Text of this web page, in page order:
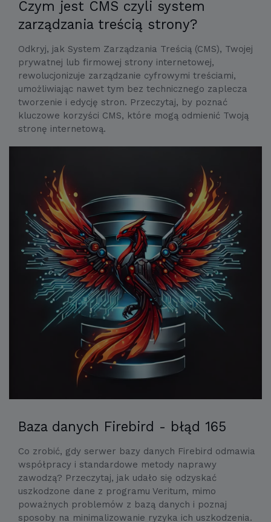
Czym jest CMS czyli system
zarządzania treścią strony?
Odkryj, jak System Zarządzania Treścią (CMS), Twojej
prywatnej lub firmowej strony internetowej,
rewolucjonizuje zarządzanie cyfrowymi treściami,
umożliwiając nawet tym bez technicznego zaplecza
tworzenie i edycję stron. Przeczytaj, by poznać
kluczowe korzyści CMS, które mogą odmienić Twoją
stronę internetową.
Baza danych Firebird - błąd 165
Co zrobić, gdy serwer bazy danych Firebird odmawia
współpracy i standardowe metody naprawy
zawodzą? Przeczytaj, jak udało się odzyskać
uszkodzone dane z programu Veritum, mimo
poważnych problemów z bazą danych i poznaj
sposoby na minimalizowanie ryzyka ich uszkodzenia.